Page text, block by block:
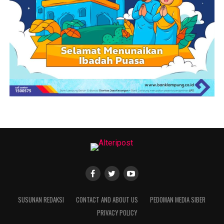
meningkatkan kualitas pendidikan, bukan sebagai
ancaman. Menurutnya, AI dapat menjadi alat yang
sangat membantu proses belajar mengajar apabila
dimanfaatkan secara bijaksana, bertanggung jawab,
serta tetap menjunjung tinggi nilai-nilai etika dan
integritas.
Melalui Program Nasional AI Goes To School,
diharapkan para pendidik, pelajar, dan masyarakat
menghadapi tantangan era digital.(*)
Facebook Comments Box
SUSUNAN REDAKSI CONTACT AND ABOUT US
PEDOMAN MEDIA SIBER
PRIVACY POLICY